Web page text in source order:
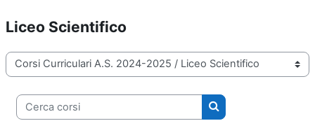
Liceo Scientifico
Categorie di corso
Cerca corsi
Cerca corsi